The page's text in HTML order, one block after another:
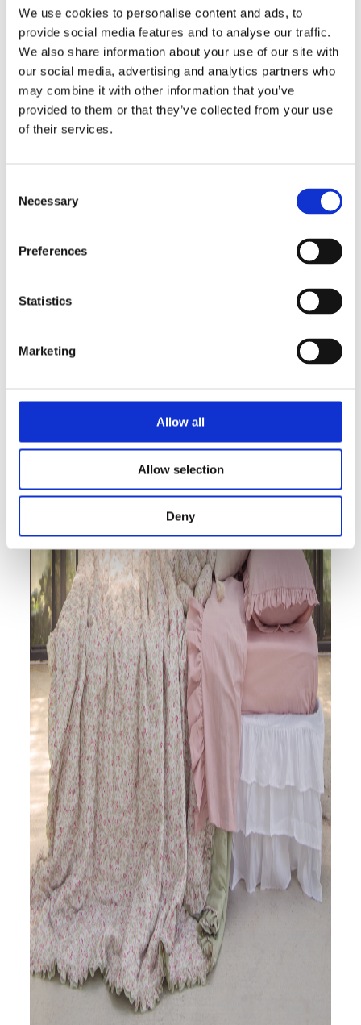
We use cookies to personalise content and ads, to
provide social media features and to analyse our traffic.
We also share information about your use of our site with
our social media, advertising and analytics partners who
may combine it with other information that you’ve
provided to them or that they’ve collected from your use
of their services.
Selection
Necessary
Preferences
Statistics
Marketing
Allow all
Allow selection
Deny
Le nozze di Figaronon possa adattarsi
anche nelle camere di un appartamento
cittadino. Qui contribuirà a donare armonia e
freschezza alla stanza con l’aggiunta del tocco
romantico dato dalla stampa a rose.
Da scegliere se hai una camera con mobili
decapati, se ami le fantasie classiche e ti
5. Boheme